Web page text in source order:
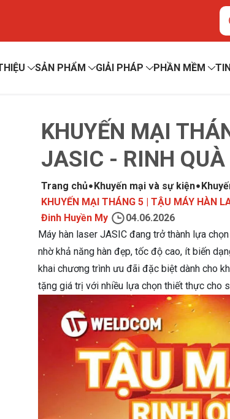
SẢN PHẨM GIẢI PHÁP PHẦN MỀM
KHUYẾN MẠI
JASIC - RINH
Trang chủ Khuyến mại và sự kiện
KHUYẾN MẠI THÁNG 5 | TẬU MÁY HÀN
Đinh Huyền My
04.06.2026
Máy hàn laser JASIC đang trở thành lựa
nhờ khả năng hàn đẹp, tốc độ cao, ít biến
khai chương trình ưu đãi đặc biệt dành cho
tặng giá trị với nhiều lựa chọn thiết thực cho